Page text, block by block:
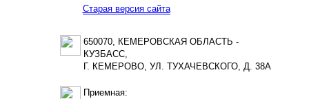
Старая версия сайта
650070, КЕМЕРОВСКАЯ ОБЛАСТЬ -
КУЗБАСС,
Г. КЕМЕРОВО, УЛ. ТУХАЧЕВСКОГО, Д. 38А
Приемная: